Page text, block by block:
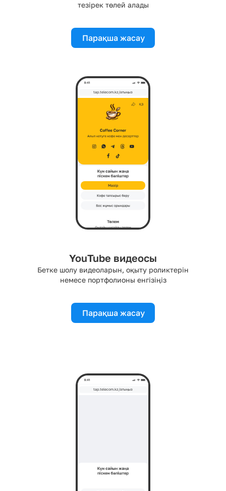
тезірек төлей алады
Парақша жасау
Мәзір
tap.telecom.kz/атыңыз
YouTube видеосы
Бетке шолу видеоларын, оқыту роликтерін
немесе портфолионы енгізіңіз
Парақша жасау
tap.telecom.kz/атыңыз